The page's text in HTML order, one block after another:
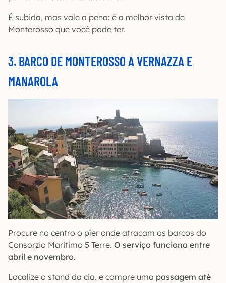
É subida, mas vale a pena: é a melhor vista de
Monterosso que você pode ter.
3. BARCO DE MONTEROSSO A VERNAZZA E
MANAROLA
Procure no centro o píer onde atracam os barcos do
Consorzio Maritimo 5 Terre. O serviço funciona entre
abril e novembro.
Localize o stand da cia. e compre uma passagem até